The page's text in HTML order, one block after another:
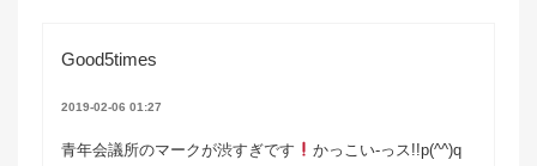
Good5times
2019-02-06 01:27
青年会議所のマークが渋すぎです かっこい-っス!!p(^^)q